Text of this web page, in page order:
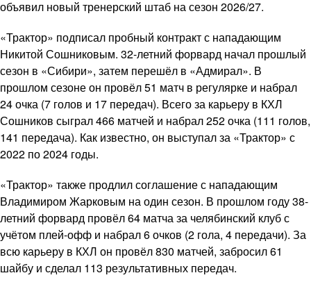
объявил новый тренерский штаб на сезон 2026/27.
«Трактор» подписал пробный контракт с нападающим
Никитой Сошниковым. 32-летний форвард начал прошлый
сезон в «Сибири», затем перешёл в «Адмирал». В
прошлом сезоне он провёл 51 матч в регулярке и набрал
24 очка (7 голов и 17 передач). Всего за карьеру в КХЛ
Сошников сыграл 466 матчей и набрал 252 очка (111 голов,
141 передача). Как известно, он выступал за «Трактор» с
2022 по 2024 годы.
«Трактор» также продлил соглашение с нападающим
Владимиром Жарковым на один сезон. В прошлом году 38-
летний форвард провёл 64 матча за челябинский клуб с
учётом плей-офф и набрал 6 очков (2 гола, 4 передачи). За
всю карьеру в КХЛ он провёл 830 матчей, забросил 61
шайбу и сделал 113 результативных передач.